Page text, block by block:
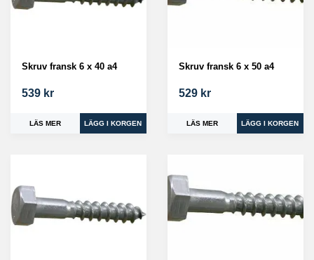
Skruv fransk 6 x 40 a4
539 kr
LÄS MER
Skruv fransk 6 x 50 a4
529 kr
LÄS MER